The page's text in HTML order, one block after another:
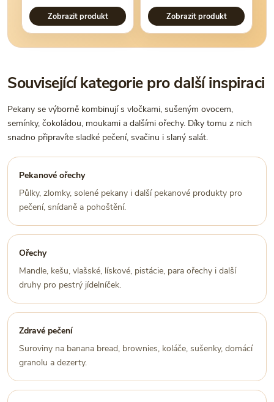
Zobrazit produkt Zobrazit produkt
Související kategorie pro další inspiraci
Pekany se výborně kombinují s vločkami, sušeným ovocem,
semínky, čokoládou, moukami a dalšími ořechy. Díky tomu z nich
snadno připravíte sladké pečení, svačinu i slaný salát.
Pekanové ořechy
Půlky, zlomky, solené pekany i další pekanové produkty pro
pečení, snídaně a pohoštění.
Ořechy
Mandle, kešu, vlašské, lískové, pistácie, para ořechy i další
druhy pro pestrý jídelníček.
Zdravé pečení
Suroviny na banana bread, brownies, koláče, sušenky, domácí
granolu a dezerty.